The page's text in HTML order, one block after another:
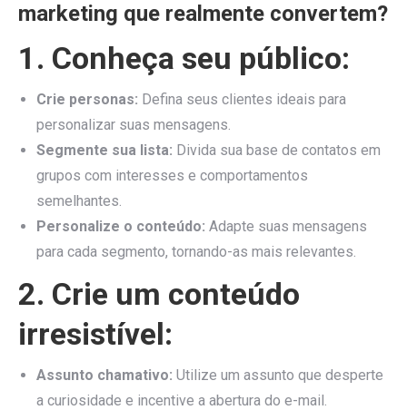
marketing que realmente convertem?
1. Conheça seu público:
Crie personas: Defina seus clientes ideais para
personalizar suas mensagens.
Segmente sua lista: Divida sua base de contatos em
grupos com interesses e comportamentos
semelhantes.
Personalize o conteúdo: Adapte suas mensagens
para cada segmento, tornando-as mais relevantes.
2. Crie um conteúdo
irresistível:
Assunto chamativo: Utilize um assunto que desperte
a curiosidade e incentive a abertura do e-mail.